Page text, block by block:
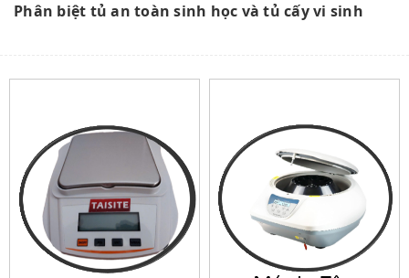
Phân biệt tủ an toàn sinh học và tủ cấy vi sinh